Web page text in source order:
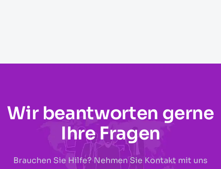
Wir beantworten gerne
Ihre Fragen
Brauchen Sie Hilfe? Nehmen Sie Kontakt mit uns